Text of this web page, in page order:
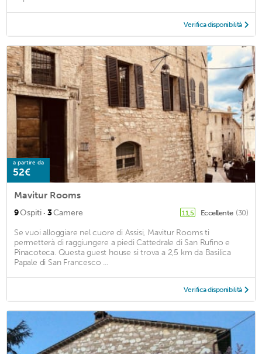
Verifica disponibilità
a partire da
52€
Mavitur Rooms
9Ospiti · 3Camere 11,5 Eccellente (30)
Se vuoi alloggiare nel cuore di Assisi, Mavitur Rooms ti
permetterà di raggiungere a piedi Cattedrale di San Rufino e
Pinacoteca. Questa guest house si trova a 2,5 km da Basilica
Papale di San Francesco ...
Verifica disponibilità